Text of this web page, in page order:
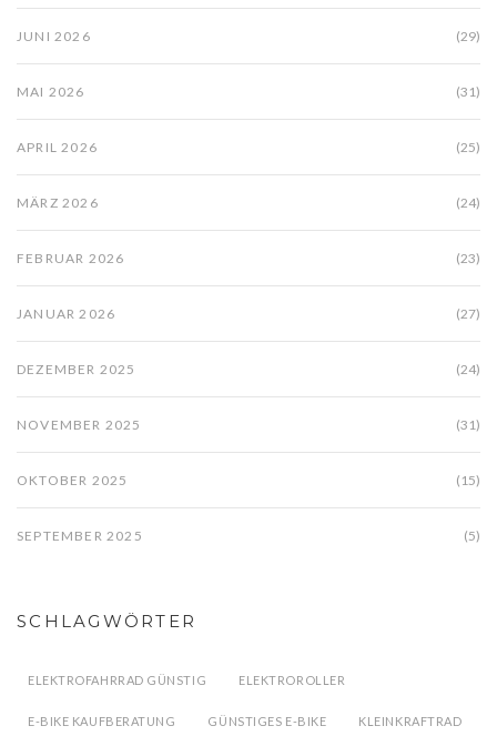
JUNI 2026 (29)
MAI 2026 (31)
APRIL 2026 (25)
MÄRZ 2026 (24)
FEBRUAR 2026 (23)
JANUAR 2026 (27)
DEZEMBER 2025 (24)
NOVEMBER 2025 (31)
OKTOBER 2025 (15)
SEPTEMBER 2025 (5)
SCHLAGWÖRTER
ELEKTROFAHRRAD GÜNSTIG ELEKTROROLLER
E-BIKE KAUFBERATUNG GÜNSTIGES E-BIKE KLEINKRAFTRAD